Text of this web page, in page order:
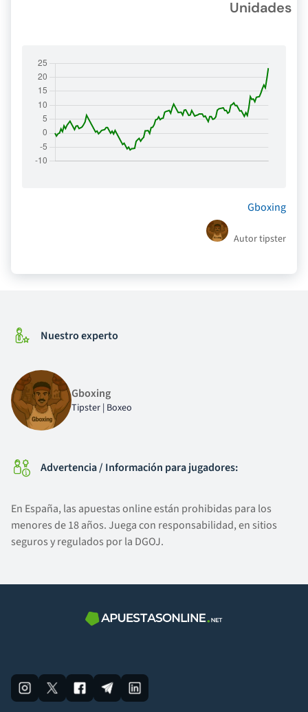
Unidades
Gboxing
Autor tipster
Nuestro experto
Gboxing
Tipster | Boxeo
Advertencia / Información para jugadores:
En España, las apuestas online están prohibidas para los
menores de 18 años. Juega con responsabilidad, en sitios
seguros y regulados por la DGOJ.